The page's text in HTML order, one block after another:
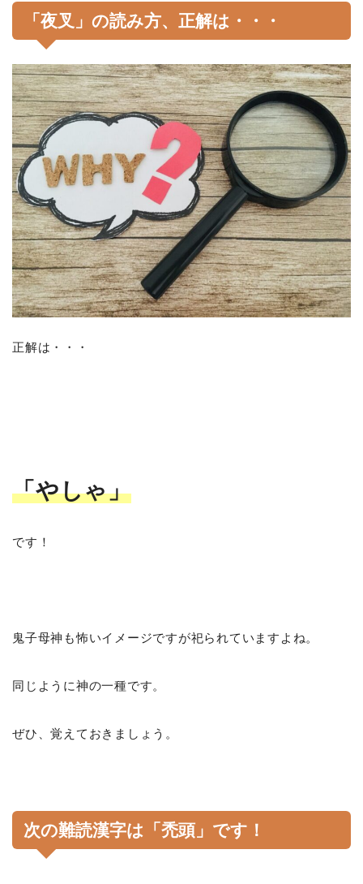
「夜叉」の読み方、正解は・・・
正解は・・・
「やしゃ」
です！
鬼子母神も怖いイメージですが祀られていますよね。
同じように神の一種です。
ぜひ、覚えておきましょう。
次の難読漢字は「禿頭」です！